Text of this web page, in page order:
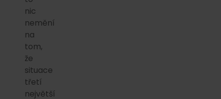
nic
nemění
na
tom,
že
situace
třetí
největší